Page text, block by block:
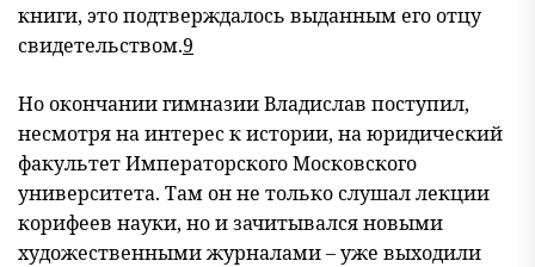
книги, это подтверждалось выданным его отцу
свидетельством.9
Но окончании гимназии Владислав поступил,
несмотря на интерес к истории, на юридический
факультет Императорского Московского
университета. Там он не только слушал лекции
корифеев науки, но и зачитывался новыми
художественными журналами – уже выходили